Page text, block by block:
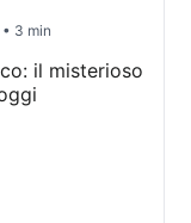
• 3 min